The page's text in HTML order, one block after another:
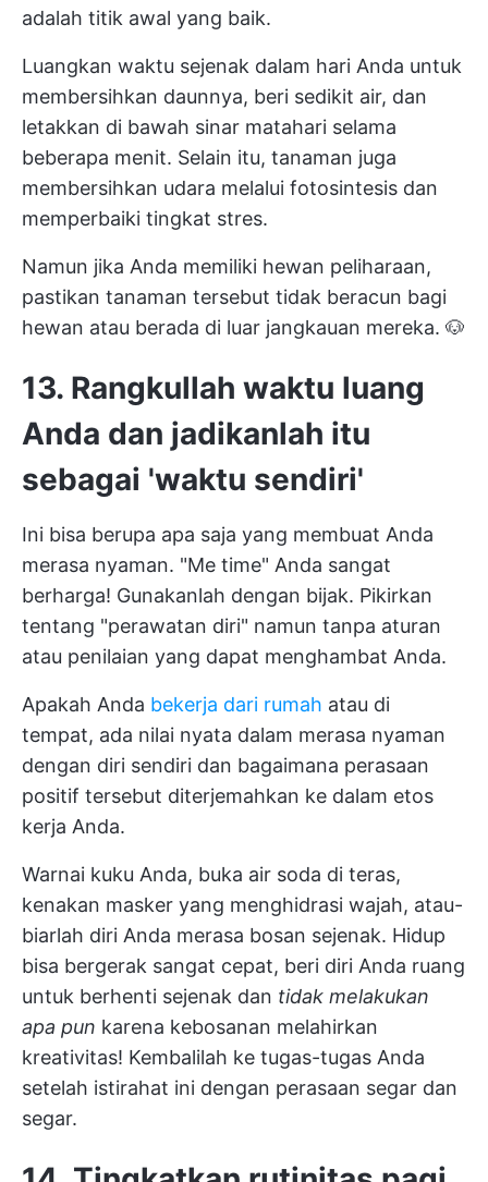
adalah titik awal yang baik.
Luangkan waktu sejenak dalam hari Anda untuk
membersihkan daunnya, beri sedikit air, dan
letakkan di bawah sinar matahari selama
beberapa menit. Selain itu, tanaman juga
membersihkan udara melalui fotosintesis dan
memperbaiki tingkat stres.
Namun jika Anda memiliki hewan peliharaan,
pastikan tanaman tersebut tidak beracun bagi
hewan atau berada di luar jangkauan mereka. 🐶
13. Rangkullah waktu luang
Anda dan jadikanlah itu
sebagai 'waktu sendiri'
Ini bisa berupa apa saja yang membuat Anda
merasa nyaman. "Me time" Anda sangat
berharga! Gunakanlah dengan bijak. Pikirkan
tentang "perawatan diri" namun tanpa aturan
atau penilaian yang dapat menghambat Anda.
Apakah Anda bekerja dari rumah atau di
tempat, ada nilai nyata dalam merasa nyaman
dengan diri sendiri dan bagaimana perasaan
positif tersebut diterjemahkan ke dalam etos
kerja Anda.
Warnai kuku Anda, buka air soda di teras,
kenakan masker yang menghidrasi wajah, atau-
biarlah diri Anda merasa bosan sejenak. Hidup
bisa bergerak sangat cepat, beri diri Anda ruang
untuk berhenti sejenak dan tidak melakukan
apa pun karena kebosanan melahirkan
kreativitas! Kembalilah ke tugas-tugas Anda
setelah istirahat ini dengan perasaan segar dan
segar.